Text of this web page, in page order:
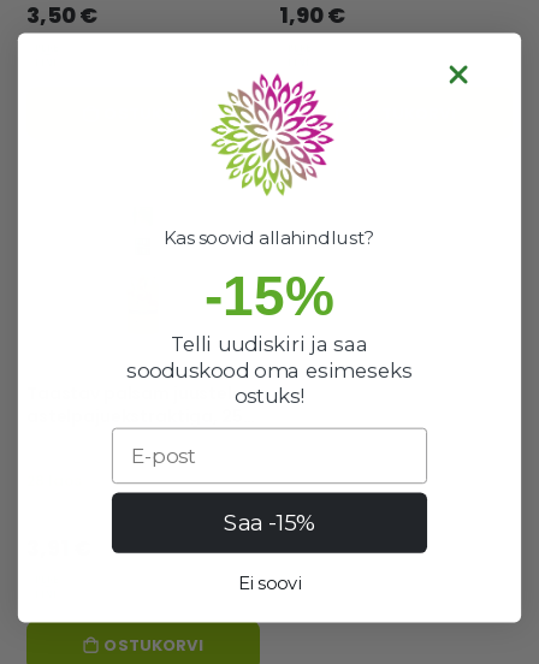
3,50 € 1,90 €
Taastav palsam juustele
OSTUKORVI
Kas soovid allahindlust?
-15%
Telli uudiskiri ja saa
sooduskood oma esimeseks
ostuks!
Saa -15%
Ei soovi